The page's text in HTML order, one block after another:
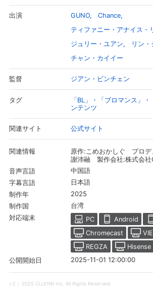
会員設定 会員情報
基本情報、本人連
ジットカード情報の
出演 GUNO
Chance
ティファニー・アナイス・
ジュリー・ユアン
リン
チャン・カイイー
監督 ジアン・ビンチェン
タグ
「BL」・「ブロマンス」
ンテンツ
関連サイト 公式サイト
関連情報
原作:こめおかしぐ プロデ
謝沛融 製作会社:株式会社
音声言語 中国語
字幕言語 日本語
制作年 2025
制作国 台湾
対応端末 PC Android
Chromecast
REGZA
Hisense
公開開始日
2025-11-01 12:00:00
（Ｃ）2025 CLLENN Inc. All Rights Reserved.